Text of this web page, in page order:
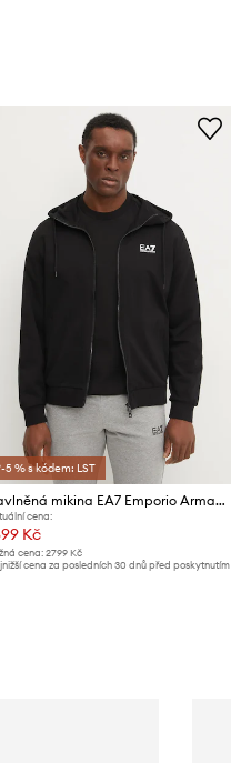
5 % s kódem: LST
Bavlněná mikina EA7 Emporio Armani
cena:
Kč
cena: 2799 Kč
cena za posledních 30 dnů před poskytnutím